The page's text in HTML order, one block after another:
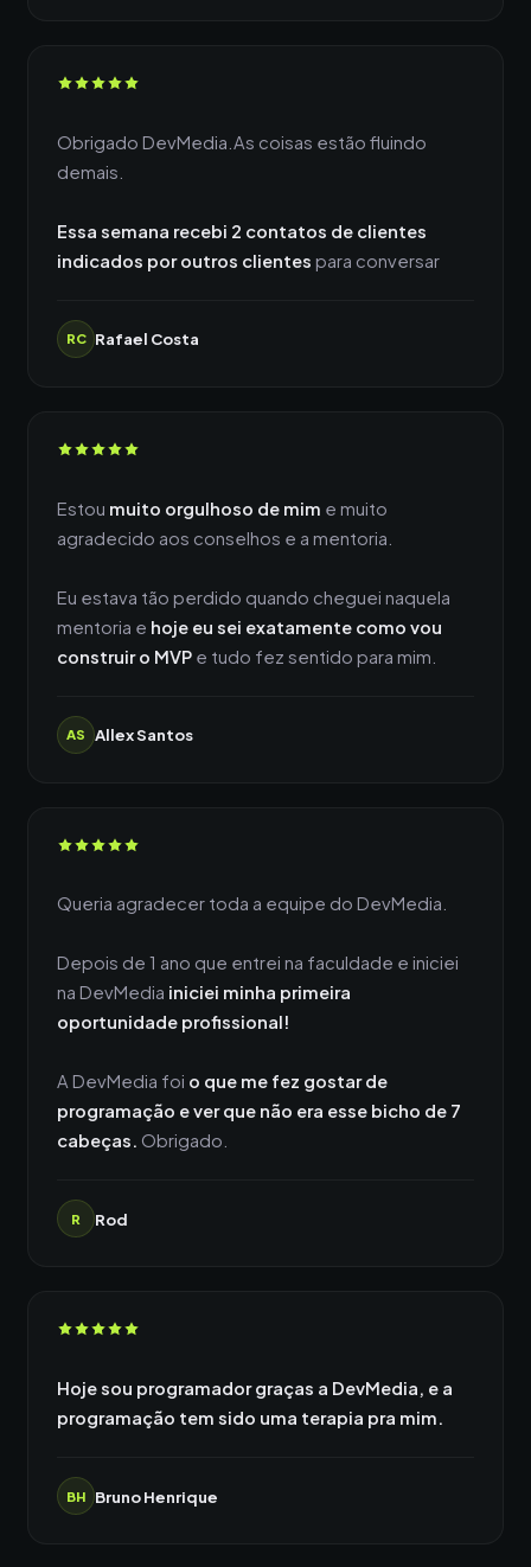
Obrigado DevMedia.As coisas estão fluindo
demais.
Essa semana recebi 2 contatos de clientes
indicados por outros clientes para conversar
RC Rafael Costa
Estou muito orgulhoso de mim e muito
agradecido aos conselhos e a mentoria.
Eu estava tão perdido quando cheguei naquela
mentoria e hoje eu sei exatamente como vou
construir o MVP e tudo fez sentido para mim.
AS Allex Santos
Queria agradecer toda a equipe do DevMedia.
Depois de 1 ano que entrei na faculdade e iniciei
na DevMedia iniciei minha primeira
oportunidade profissional!
A DevMedia foi o que me fez gostar de
programação e ver que não era esse bicho de 7
cabeças. Obrigado.
R Rod
Hoje sou programador graças a DevMedia, e a
programação tem sido uma terapia pra mim.
BH Bruno Henrique